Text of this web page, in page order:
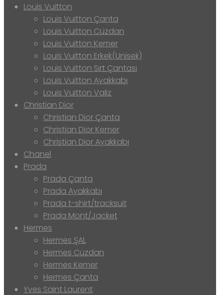
Louis Vuitton
Louis Vuitton Çanta
Louis Vuitton Cüzdan
Louis Vuitton Kemer
Louis Vuitton Erkek(Unisek)
Louis Vuitton Sırt Çantası
Louis Vuitton Ayakkabı
Louis Vuitton Valiz
Christian Dior
Christian Dior Çanta
Christian Dior Kemer
Christian Dior Ayakkabı
Chanel
Prada
Prada Çanta
Prada Ayakkabı
Prada t-shirt/tracksuit
Prada Mont/Jacket
Hermes
Hermes ŞAL
Hermes Cüzdan
Hermes Kemer
Hermes Çanta
Yves Saint Laurent